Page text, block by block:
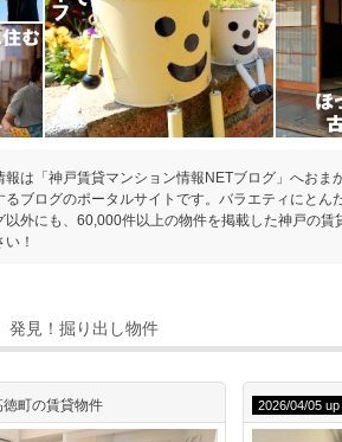
報は「神戸賃貸マンション情報NETブログ」へお
るブログのポータルサイトです。バラエティにと
以外にも、60,000件以上の物件を掲載した神戸の
！
発見！掘り出し物件
町の賃貸物件 2026/04/05 up